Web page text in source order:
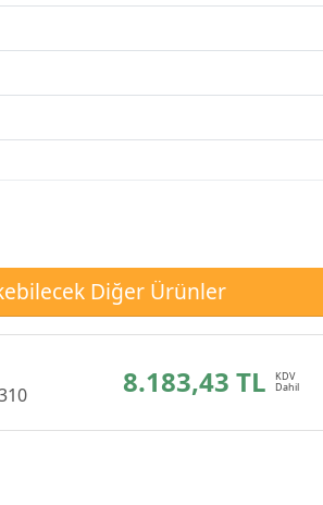
Diğer Ürünler
8.183,43 TL